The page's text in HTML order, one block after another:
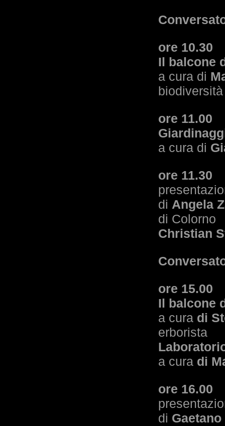
ore 10.30
Il balcone
a cura di
biodiversità
ore 11.00
a cura di
ore 11.30
di Angela
di Colorno
Christian
ore 15.00
Il balcone
a cura di
erborista
a cura di
ore 16.00
di